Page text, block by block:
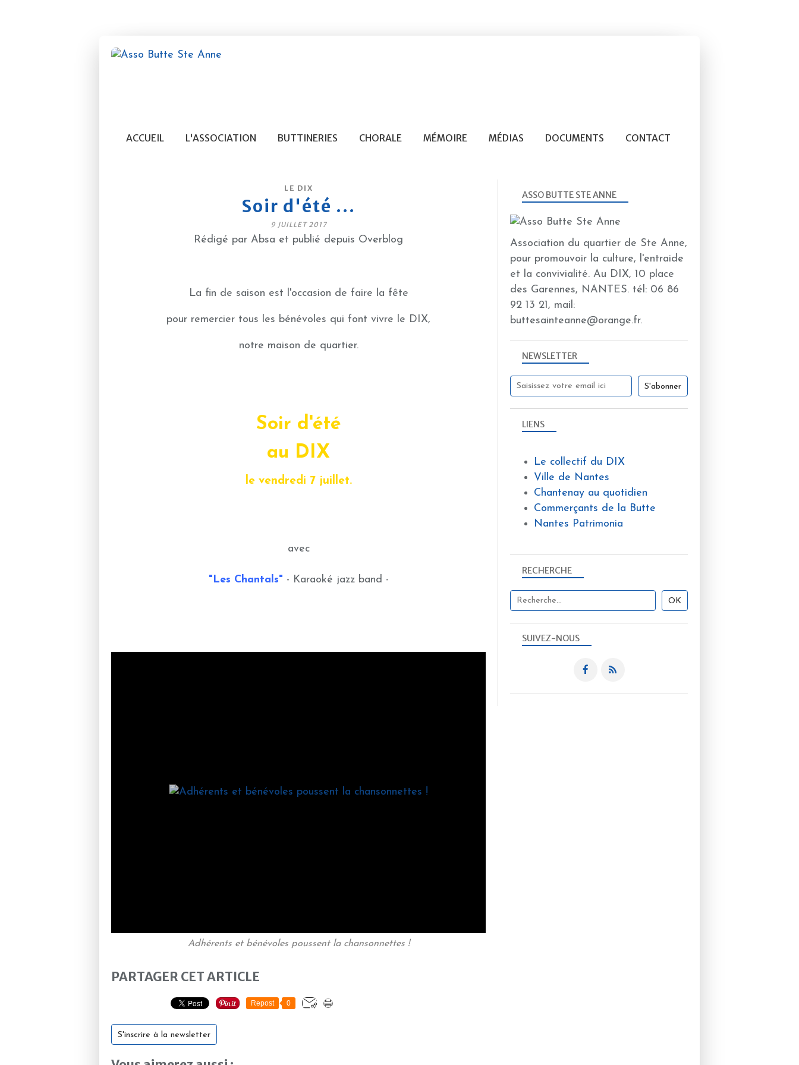
ACCUEIL L'ASSOCIATION BUTTINERIES CHORALE MÉMOIRE MÉDIAS DOCUMENTS CONTACT
LE DIX
Soir d'été ...
9 JUILLET 2017
Rédigé par Absa et publié depuis Overblog
La fin de saison est l'occasion de faire la fête
pour remercier tous les bénévoles qui font vivre le DIX,
notre maison de quartier.
Soir d'été
au DIX
le vendredi 7 juillet.
avec
"Les Chantals" - Karaoké jazz band -
Adhérents et bénévoles poussent la chansonnettes !
PARTAGER CET ARTICLE
Repost 0
S'inscrire à la newsletter
NEWSLETTER
SUIVEZ-NOUS
RECHERCHE
ASSO BUTTE STE ANNE
Association du quartier de Ste Anne,
pour promouvoir la culture, l'entraide
et la convivialité. Au DIX, 10 place
des Garennes, NANTES. tél: 06 86
92 13 21, mail:
buttesainteanne@orange.fr.
LIENS
Le collectif du DIX
Ville de Nantes
Chantenay au quotidien
Commerçants de la Butte
Nantes Patrimonia